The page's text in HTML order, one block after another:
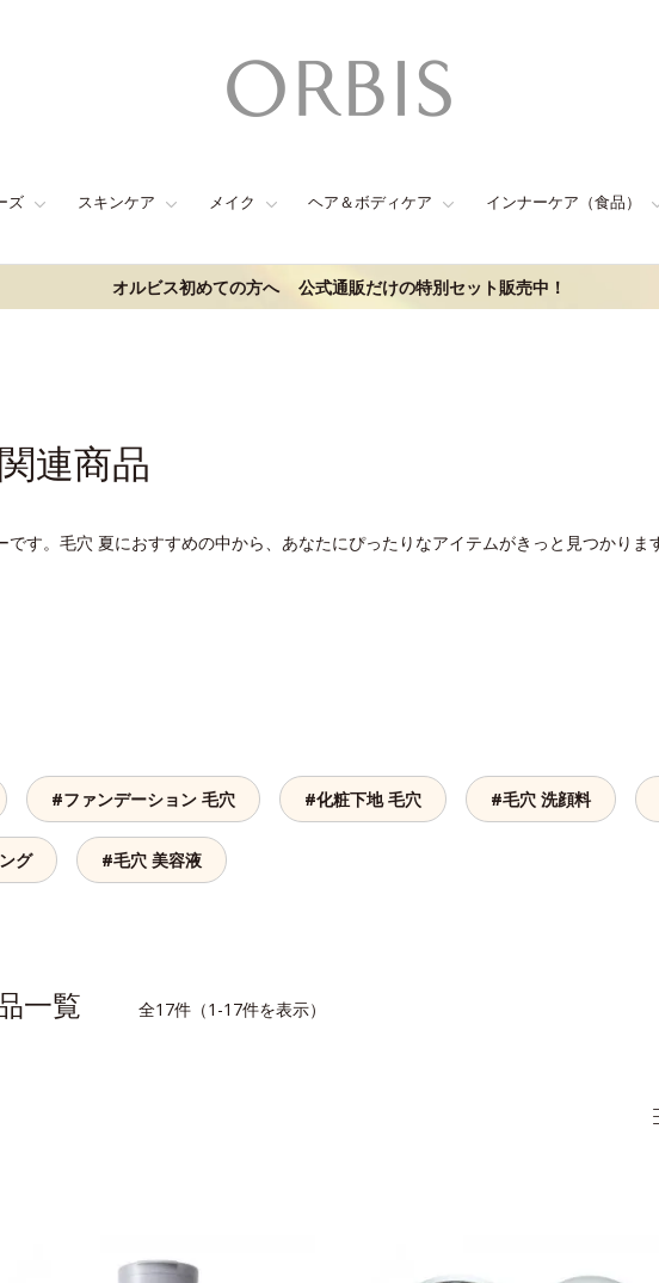
ズ スキンケア メイク ヘア＆ボディケア インナーケア（食品）
オルビス初めての方へ 公式通販だけの特別セット販売中！
連商品
す。毛穴 夏におすすめの中から、あなたにぴったりなアイテムがきっと見つかりま
#ファンデーション 毛穴 #化粧下地 毛穴 #毛穴 洗顔料
グ #毛穴 美容液
一覧 全17件（1-17件を表示）